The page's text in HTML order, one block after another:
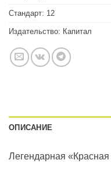
Стандарт: 12
Издательство: Капитал
ОПИСАНИЕ
Легендарная «Красная